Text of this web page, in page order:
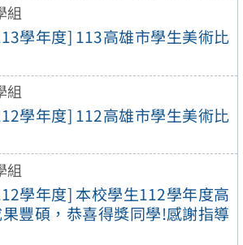
組
學年度] 113高雄市學生美術比
組
學年度] 112高雄市學生美術比
組
學年度] 本校學生112學年度高
豐碩，恭喜得獎同學!感謝指導